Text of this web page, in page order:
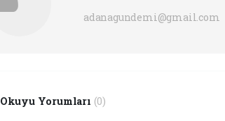
adanagundemi@gmail.com
Okuyu Yorumları (0)